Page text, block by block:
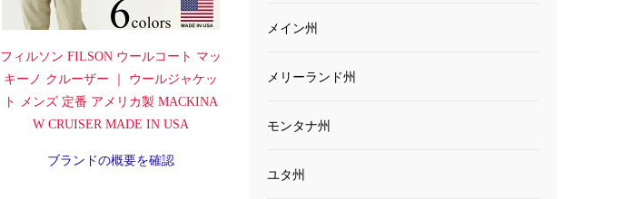
フィルソン FILSON ウールコート マッ
キーノ クルーザー ｜ ウールジャケッ
ト メンズ 定番 アメリカ製 MACKINA
W CRUISER MADE IN USA
ブランドの概要を確認
メイン州
メリーランド州
モンタナ州
ユタ州